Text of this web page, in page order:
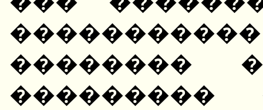
��������
���������